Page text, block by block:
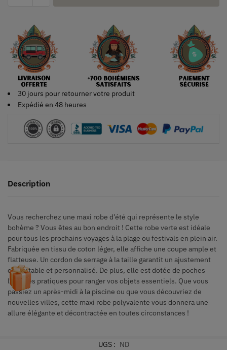
30 jours pour retourner votre produit
Expédié en 48 heures
Description
Vous recherchez une maxi robe d’été qui représente le style
bohème ? Vous êtes au bon endroit ! Cette robe verte est idéale
pour tous les prochains voyages à la plage ou festivals en plein air.
Fabriquée en tissu de coton léger, elle affiche une coupe ample et
flatteuse. Un cordon de serrage à la taille garantit un ajustement
confortable et personnalisé. De plus, elle est dotée de poches
latérales pratiques pour ranger vos objets essentiels. Que vous
passiez un après-midi à la piscine ou que vous découvriez de
nouvelles villes, cette maxi robe polyvalente vous donnera une
allure élégante et décontractée en toutes circonstances !
UGS : ND